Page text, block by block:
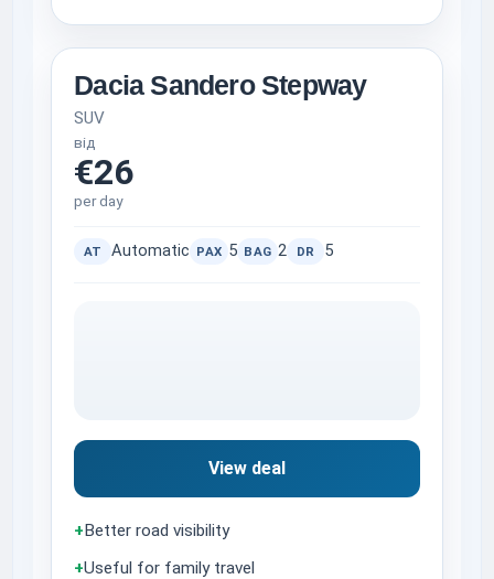
Dacia Sandero Stepway
SUV
від
€26
per day
AT Automatic PAX 5 BAG 2 DR 5
View deal
+Better road visibility
+Useful for family travel